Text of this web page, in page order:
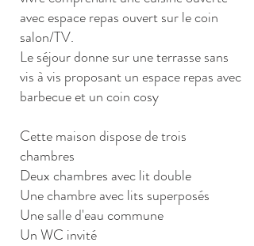
avec espace repas ouvert sur le coin
salon/TV.
Le séjour donne sur une terrasse sans
vis à vis proposant un espace repas avec
barbecue et un coin cosy
Cette maison dispose de trois
chambres
Deux chambres avec lit double
Une chambre avec lits superposés
Une salle d'eau commune
Un WC invité